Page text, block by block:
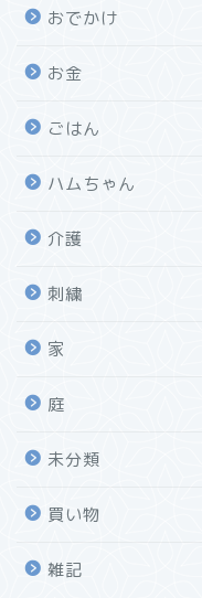
おでかけ
お金
ごはん
ハムちゃん
介護
刺繍
家
庭
未分類
買い物
雑記